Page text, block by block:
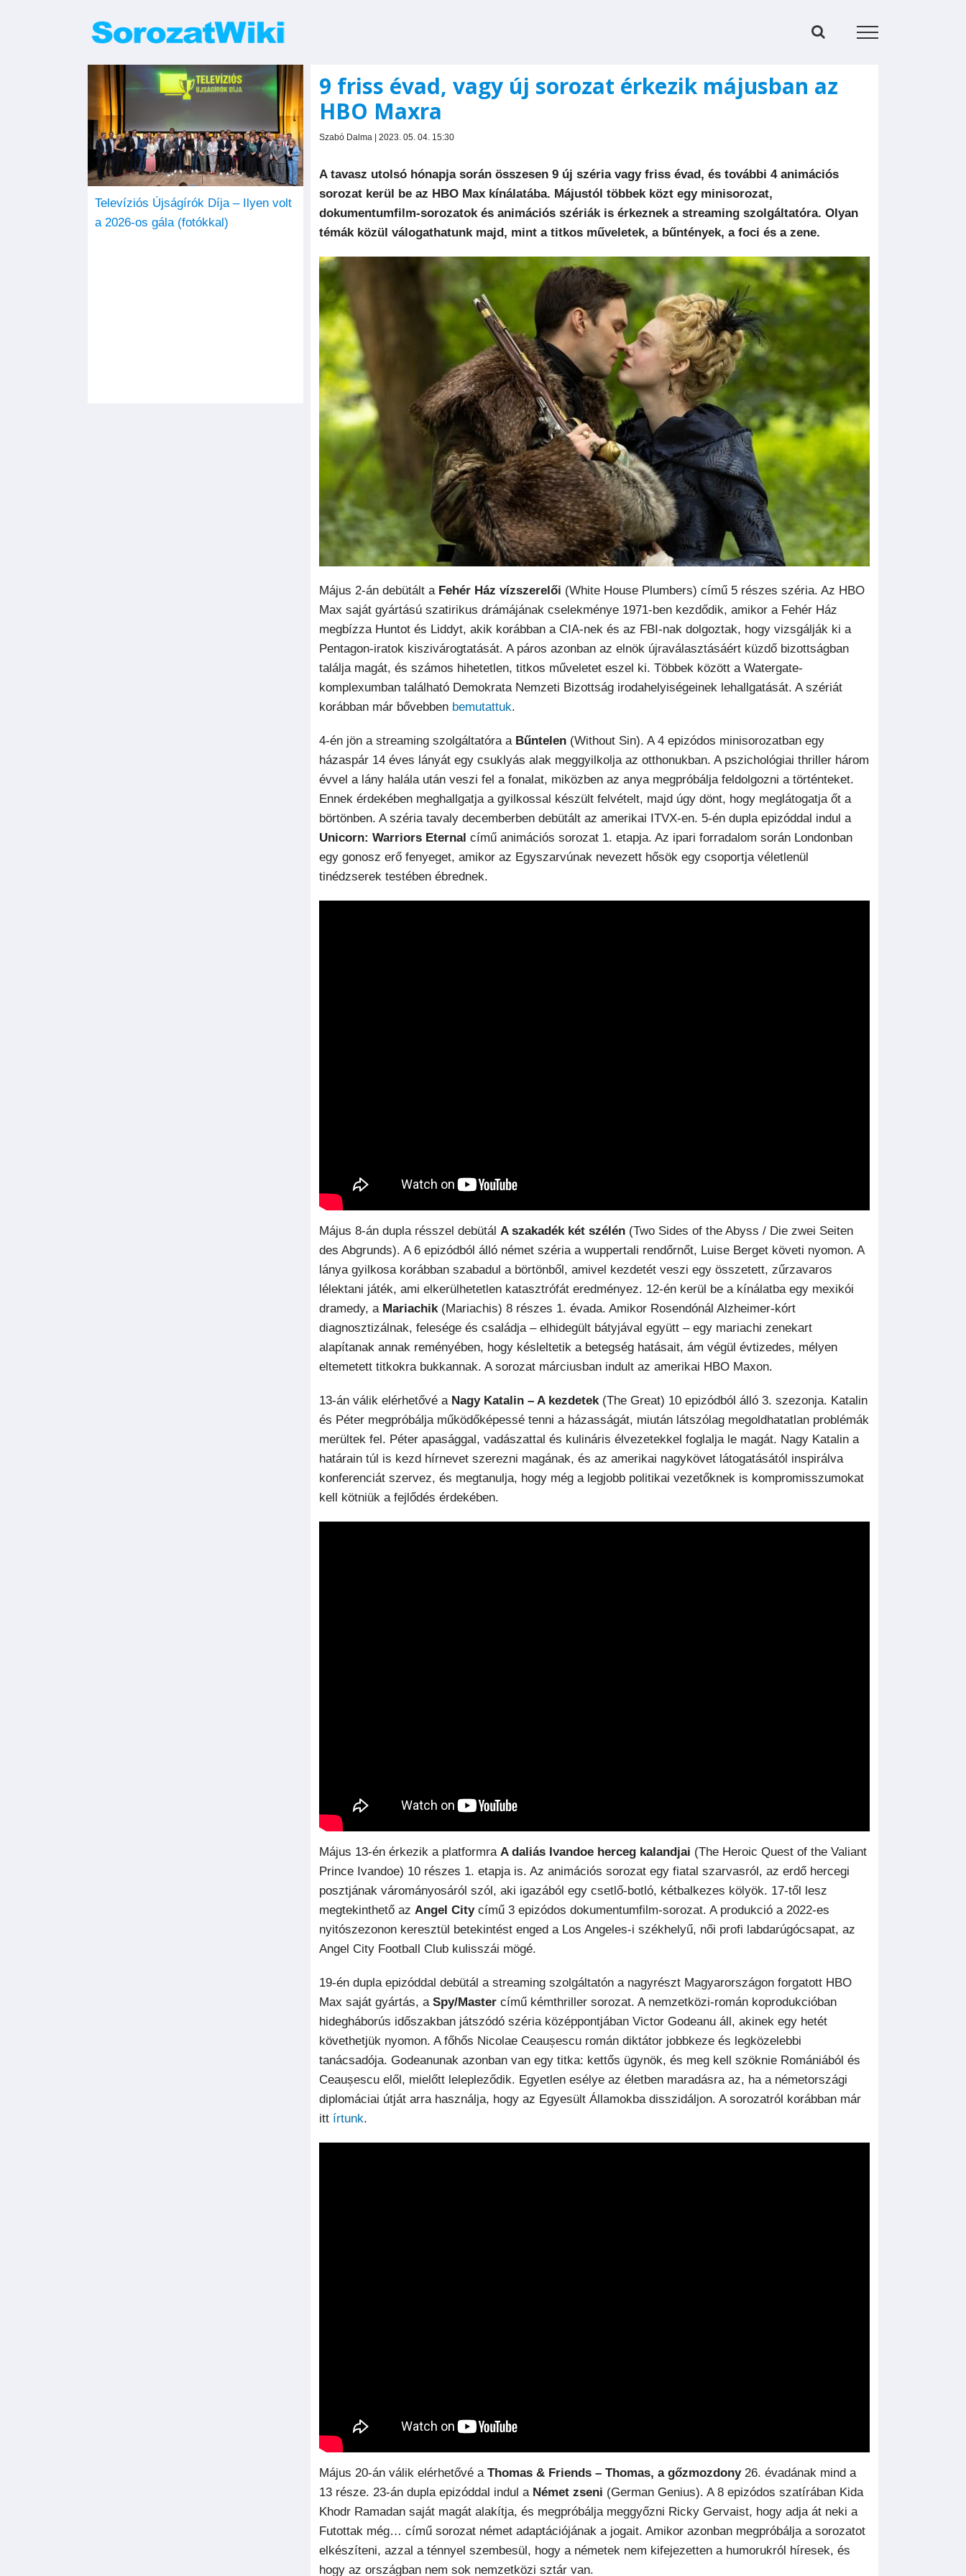
9 friss évad, vagy új sorozat érkezik májusban az
HBO Maxra
Szabó Dalma | 2023. 05. 04. 15:30
A tavasz utolsó hónapja során összesen 9 új széria vagy friss évad, és további 4 animációs
sorozat kerül be az HBO Max kínálatába. Májustól többek közt egy minisorozat,
dokumentumfilm-sorozatok és animációs szériák is érkeznek a streaming szolgáltatóra. Olyan
témák közül válogathatunk majd, mint a titkos műveletek, a bűntények, a foci és a zene.
Május 2-án debütált a Fehér Ház vízszerelői (White House Plumbers) című 5 részes széria. Az HBO
Max saját gyártású szatirikus drámájának cselekménye 1971-ben kezdődik, amikor a Fehér Ház
megbízza Huntot és Liddyt, akik korábban a CIA-nek és az FBI-nak dolgoztak, hogy vizsgálják ki a
Pentagon-iratok kiszivárogtatását. A páros azonban az elnök újraválasztásáért küzdő bizottságban
találja magát, és számos hihetetlen, titkos műveletet eszel ki. Többek között a Watergate-
komplexumban található Demokrata Nemzeti Bizottság irodahelyiségeinek lehallgatását. A szériát
korábban már bővebben bemutattuk.
4-én jön a streaming szolgáltatóra a Bűntelen (Without Sin). A 4 epizódos minisorozatban egy
házaspár 14 éves lányát egy csuklyás alak meggyilkolja az otthonukban. A pszichológiai thriller három
évvel a lány halála után veszi fel a fonalat, miközben az anya megpróbálja feldolgozni a történteket.
Ennek érdekében meghallgatja a gyilkossal készült felvételt, majd úgy dönt, hogy meglátogatja őt a
börtönben. A széria tavaly decemberben debütált az amerikai ITVX-en. 5-én dupla epizóddal indul a
Unicorn: Warriors Eternal című animációs sorozat 1. etapja. Az ipari forradalom során Londonban
egy gonosz erő fenyeget, amikor az Egyszarvúnak nevezett hősök egy csoportja véletlenül
tinédzserek testében ébrednek.
Május 8-án dupla résszel debütál A szakadék két szélén (Two Sides of the Abyss / Die zwei Seiten
des Abgrunds). A 6 epizódból álló német széria a wuppertali rendőrnőt, Luise Berget követi nyomon. A
lánya gyilkosa korábban szabadul a börtönből, amivel kezdetét veszi egy összetett, zűrzavaros
lélektani játék, ami elkerülhetetlen katasztrófát eredményez. 12-én kerül be a kínálatba egy mexikói
dramedy, a Mariachik(Mariachis) 8 részes 1. évada. Amikor Rosendónál Alzheimer-kórt
diagnosztizálnak, felesége és családja – elhidegült bátyjával együtt – egy mariachi zenekart
alapítanak annak reményében, hogy késleltetik a betegség hatásait, ám végül évtizedes, mélyen
eltemetett titkokra bukkannak. A sorozat márciusban indult az amerikai HBO Maxon.
13-án válik elérhetővé a Nagy Katalin – A kezdetek(The Great) 10 epizódból álló 3. szezonja. Katalin
és Péter megpróbálja működőképessé tenni a házasságát, miután látszólag megoldhatatlan problémák
merültek fel. Péter apasággal, vadászattal és kulináris élvezetekkel foglalja le magát. Nagy Katalin a
határain túl is kezd hírnevet szerezni magának, és az amerikai nagykövet látogatásától inspirálva
konferenciát szervez, és megtanulja, hogy még a legjobb politikai vezetőknek is kompromisszumokat
kell kötniük a fejlődés érdekében.
Május 13-én érkezik a platformra A daliás Ivandoe herceg kalandjai (The Heroic Quest of the Valiant
Prince Ivandoe) 10 részes 1. etapja is. Az animációs sorozat egy fiatal szarvasról, az erdő hercegi
posztjának várományosáról szól, aki igazából egy csetlő-botló, kétbalkezes kölyök. 17-től lesz
megtekinthető az Angel Citycímű 3 epizódos dokumentumfilm-sorozat. A produkció a 2022-es
nyitószezonon keresztül betekintést enged a Los Angeles-i székhelyű, női profi labdarúgócsapat, az
Angel City Football Club kulisszái mögé.
19-én dupla epizóddal debütál a streaming szolgáltatón a nagyrészt Magyarországon forgatott HBO
Max saját gyártás, a Spy/Master című kémthriller sorozat. A nemzetközi-román koprodukcióban
hidegháborús időszakban játszódó széria középpontjában Victor Godeanu áll, akinek egy hetét
követhetjük nyomon. A főhős Nicolae Ceaușescu román diktátor jobbkeze és legközelebbi
tanácsadója. Godeanunak azonban van egy titka: kettős ügynök, és meg kell szöknie Romániából és
Ceaușescu elől, mielőtt lelepleződik. Egyetlen esélye az életben maradásra az, ha a németországi
diplomáciai útját arra használja, hogy az Egyesült Államokba disszidáljon. A sorozatról korábban már
itt írtunk.
Május 20-án válik elérhetővé a Thomas & Friends – Thomas, a gőzmozdony26. évadának mind a
13 része. 23-án dupla epizóddal indul a Német zseni (German Genius). A 8 epizódos szatírában Kida
Khodr Ramadan saját magát alakítja, és megpróbálja meggyőzni Ricky Gervaist, hogy adja át neki a
Futottak még… című sorozat német adaptációjának a jogait. Amikor azonban megpróbálja a sorozatot
elkészíteni, azzal a ténnyel szembesül, hogy a németek nem kifejezetten a humorukról híresek, és
hogy az országban nem sok nemzetközi sztár van.
Televíziós Újságírók Díja – Ilyen volt
a 2026-os gála (fotókkal)